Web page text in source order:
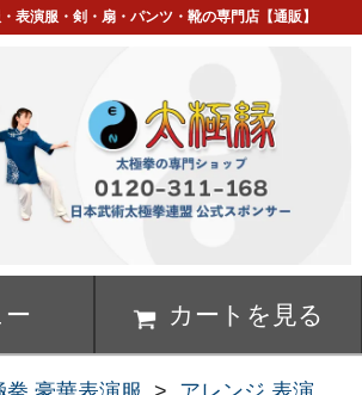
表演服・剣・扇・パンツ・靴の専門店【通販】
ー カートを見る